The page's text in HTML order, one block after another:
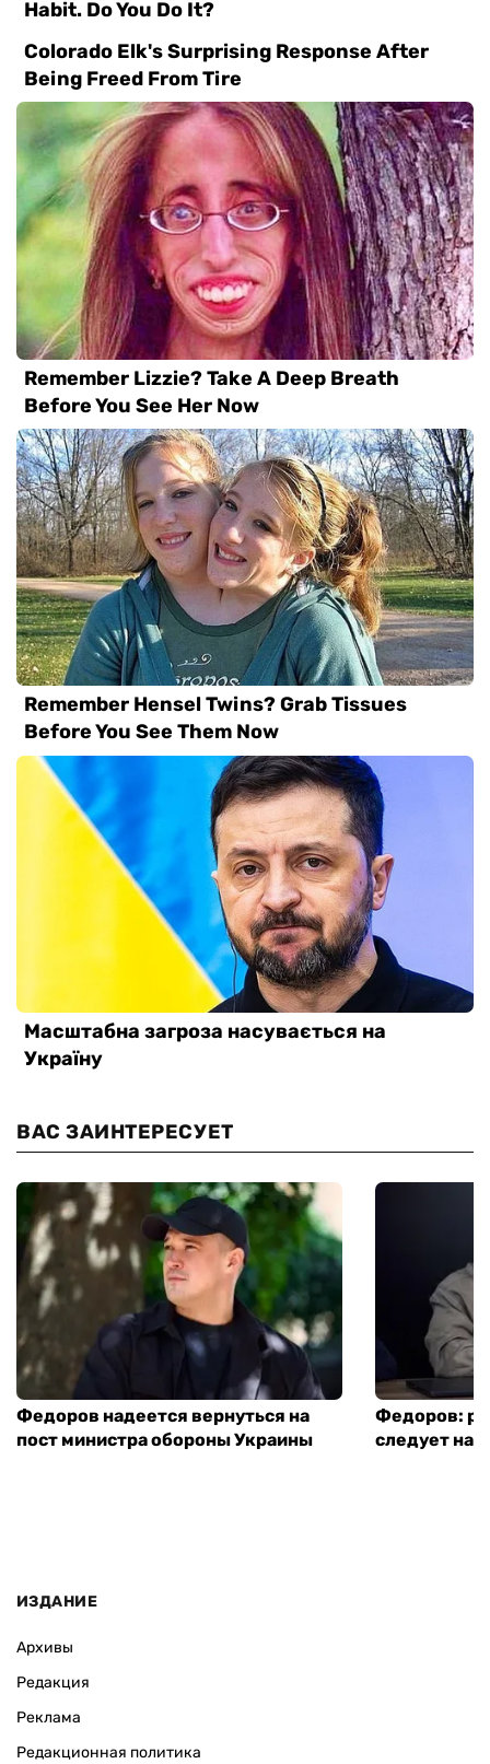
ВАС ЗАИНТЕРЕСУЕТ
Федоров надеется вернуться на
пост министра обороны Украины
Федоров:
следует
ИЗДАНИЕ
Архивы
Редакция
Реклама
Редакционная политика